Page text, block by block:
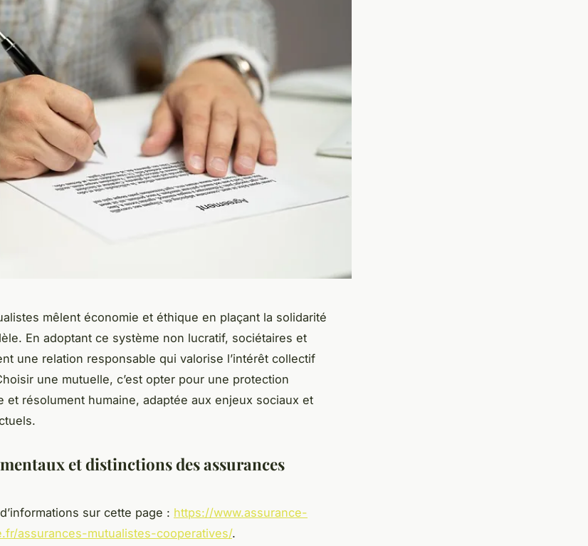
mêlent économie et éthique en plaçant la solidarité
En adoptant ce système non lucratif, sociétaires et
une relation responsable qui valorise l’intérêt collectif
une mutuelle, c’est opter pour une protection
et résolument humaine, adaptée aux enjeux sociaux et
et distinctions des assurances
sur cette page : https://www.assurance-
assurances-mutualistes-cooperatives/.